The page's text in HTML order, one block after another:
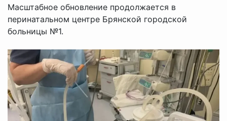
Масштабное обновление продолжается в
перинатальном центре Брянской городской
больницы №1.